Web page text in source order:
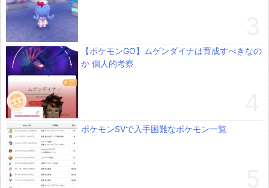
【ポケモンGO】ムゲンダイナは育成すべきなの
か 個人的考察
ポケモンSVで入手困難なポケモン一覧